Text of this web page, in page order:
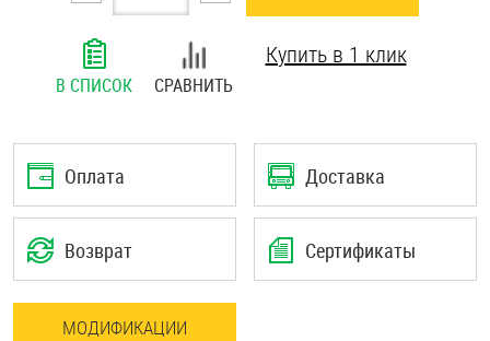
В СПИСОК СРАВНИТЬ
Купить в 1 клик
Оплата Доставка
Возврат Сертификаты
МОДИФИКАЦИИ